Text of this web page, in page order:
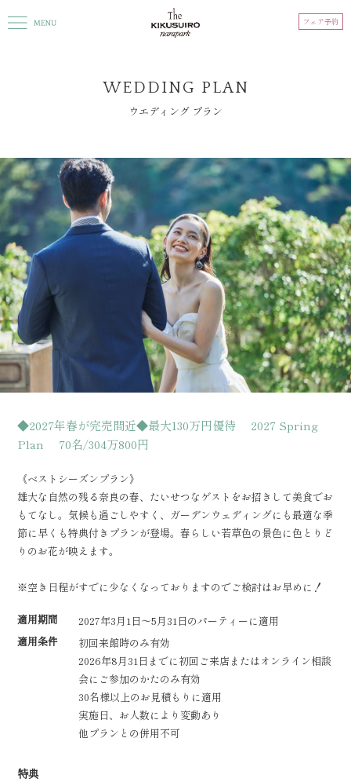
フェア予約
WEDDING PLAN
ウエディング プラン
◆2027年春が完売間近◆最大130万円優待 2027 Spring
Plan 70名/304万800円
《ベストシーズンプラン》
雄大な自然の残る奈良の春、たいせつなゲストをお招きして美食でお
もてなし。気候も過ごしやすく、ガーデンウェディングにも最適な季
節に早くも特典付きプランが登場。春らしい若草色の景色に色とりど
りのお花が映えます。
※空き日程がすでに少なくなっておりますのでご検討はお早めに！
適用期間
2027年3月1日〜5月31日のパーティーに適用
適用条件
初回来館時のみ有効
2026年8月31日までに初回ご来店またはオンライン相談
会にご参加のかたのみ有効
30名様以上のお見積もりに適用
実施日、お人数により変動あり
他プランとの併用不可
特典